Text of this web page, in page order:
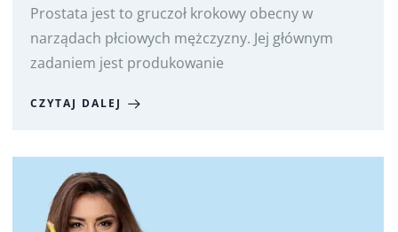
Prostata jest to gruczoł krokowy obecny w
narządach płciowych mężczyzny. Jej głównym
zadaniem jest produkowanie
CZYTAJ DALEJ